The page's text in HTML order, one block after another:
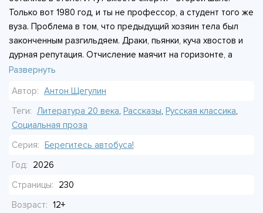
Только вот 1980 год, и ты не профессор, а студент того же
вуза. Проблема в том, что предыдущий хозяин тела был
законченным разгильдяем. Драки, пьянки, куча хвостов и
дурная репутация. Отчисление маячит на горизонте, а
мечта о большой науке кажется несбыточной. Герою
Сделать карьеру учёного в такой ситуации - задача почти
невозможная. Но у героя есть знания из будущего и опыт
прошлой жизни. И он намерен использовать их по полной,
даже если придётся тушить этот пожар подручными
средствами. Только у старой жизни могут быть свои планы
на этот счёт.
Развернуть
Автор: Антон Щегулин
Теги: Литература 20 века, Рассказы, Русская классика,
Социальная проза
Серия: Берегитесь автобуса!
Год:
2026
Страницы:
230
Возраст: 12+